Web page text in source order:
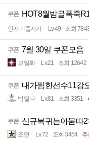
쿠폰 HOT8월밤골폭죽
인자기줍자기 Lv.49 조회
쿠폰 7월 30일 쿠폰모음
모일화 Lv.21 조회 12642
쿠폰 내가찜한선수11강
박틸다 Lv.81 조회 3351
쿠폰 신규복귀는아묻따
조던 Lv.72 조회 3454 추